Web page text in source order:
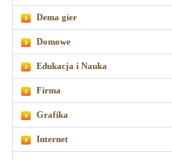
Dema gier
Domowe
Edukacja i Nauka
Firma
Grafika
Internet